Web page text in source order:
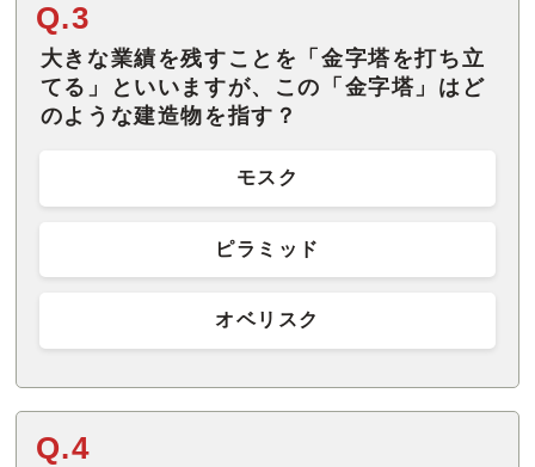
Q.3
大きな業績を残すことを「金字塔を打ち立
てる」といいますが、この「金字塔」はど
のような建造物を指す？
モスク
ピラミッド
オベリスク
Q.4